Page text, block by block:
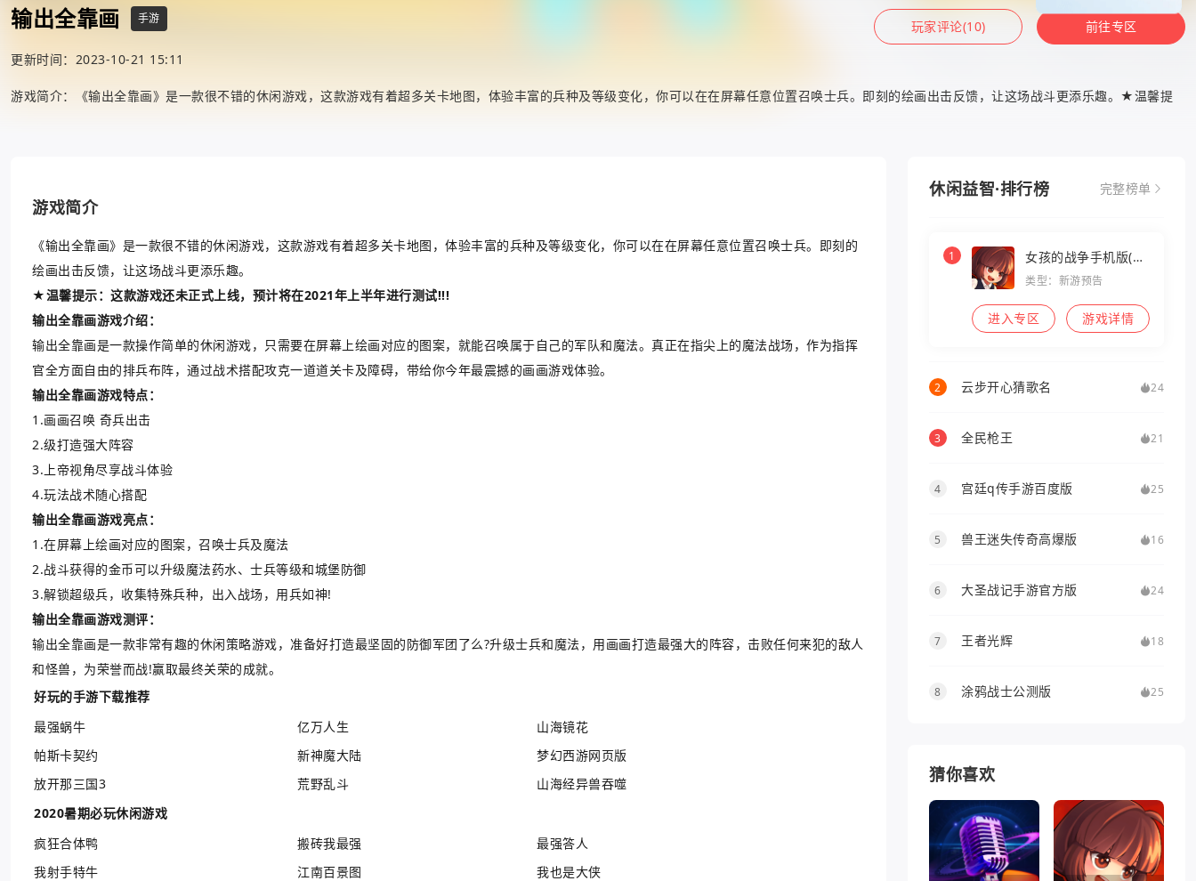
输出全靠画 手游
更新时间：2023-10-21 15:11
玩家评论(10) 前往专区
游戏简介：《输出全靠画》是一款很不错的休闲游戏，这款游戏有着超多关卡地图，体验丰富的兵种及等级变化，你可以在在屏幕任意位置召唤士兵。即刻的绘画出击反馈，让这场战斗更添乐趣。★温馨提
游戏简介
《输出全靠画》是一款很不错的休闲游戏，这款游戏有着超多关卡地图，体验丰富的兵种及等级变化，你可以在在屏幕任意位置召唤士兵。即刻的
绘画出击反馈，让这场战斗更添乐趣。
★温馨提示：这款游戏还未正式上线，预计将在2021年上半年进行测试!!!
输出全靠画游戏介绍：
输出全靠画是一款操作简单的休闲游戏，只需要在屏幕上绘画对应的图案，就能召唤属于自己的军队和魔法。真正在指尖上的魔法战场，作为指挥
官全方面自由的排兵布阵，通过战术搭配攻克一道道关卡及障碍，带给你今年最震撼的画画游戏体验。
输出全靠画游戏特点：
1.画画召唤 奇兵出击
2.级打造强大阵容
3.上帝视角尽享战斗体验
4.玩法战术随心搭配
输出全靠画游戏亮点：
1.在屏幕上绘画对应的图案，召唤士兵及魔法
2.战斗获得的金币可以升级魔法药水、士兵等级和城堡防御
3.解锁超级兵，收集特殊兵种，出入战场，用兵如神!
输出全靠画游戏测评：
输出全靠画是一款非常有趣的休闲策略游戏，准备好打造最坚固的防御军团了么?升级士兵和魔法，用画画打造最强大的阵容，击败任何来犯的敌人
和怪兽，为荣誉而战!赢取最终关荣的成就。
好玩的手游下载推荐
最强蜗牛
亿万人生
山海镜花
帕斯卡契约
新神魔大陆
梦幻西游网页版
放开那三国3
荒野乱斗
山海经异兽吞噬
2020暑期必玩休闲游戏
疯狂合体鸭
搬砖我最强
最强答人
我射手特牛
江南百景图
我也是大侠
休闲益智·排行榜 完整榜单
1
女孩的战争手机版(暂
未上线)
类型：新游预告
进入专区 游戏详情
2 云步开心猜歌名 24
3 全民枪王 21
4 宫廷q传手游百度版 25
5 兽王迷失传奇高爆版 16
6 大圣战记手游官方版 24
7 王者光辉 18
8 涂鸦战士公测版 25
猜你喜欢